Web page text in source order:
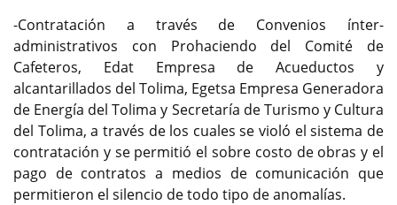
-Contratación a través de Convenios ínter-
administrativos con Prohaciendo del Comité de
Cafeteros, Edat Empresa de Acueductos y
alcantarillados del Tolima, Egetsa Empresa Generadora
de Energía del Tolima y Secretaría de Turismo y Cultura
del Tolima, a través de los cuales se violó el sistema de
contratación y se permitió el sobre costo de obras y el
pago de contratos a medios de comunicación que
permitieron el silencio de todo tipo de anomalías.